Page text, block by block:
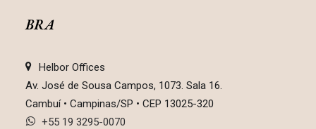
BRA
Helbor Offices
Av. José de Sousa Campos, 1073. Sala 16.
Cambuí • Campinas/SP • CEP 13025-320
+55 19 3295-0070